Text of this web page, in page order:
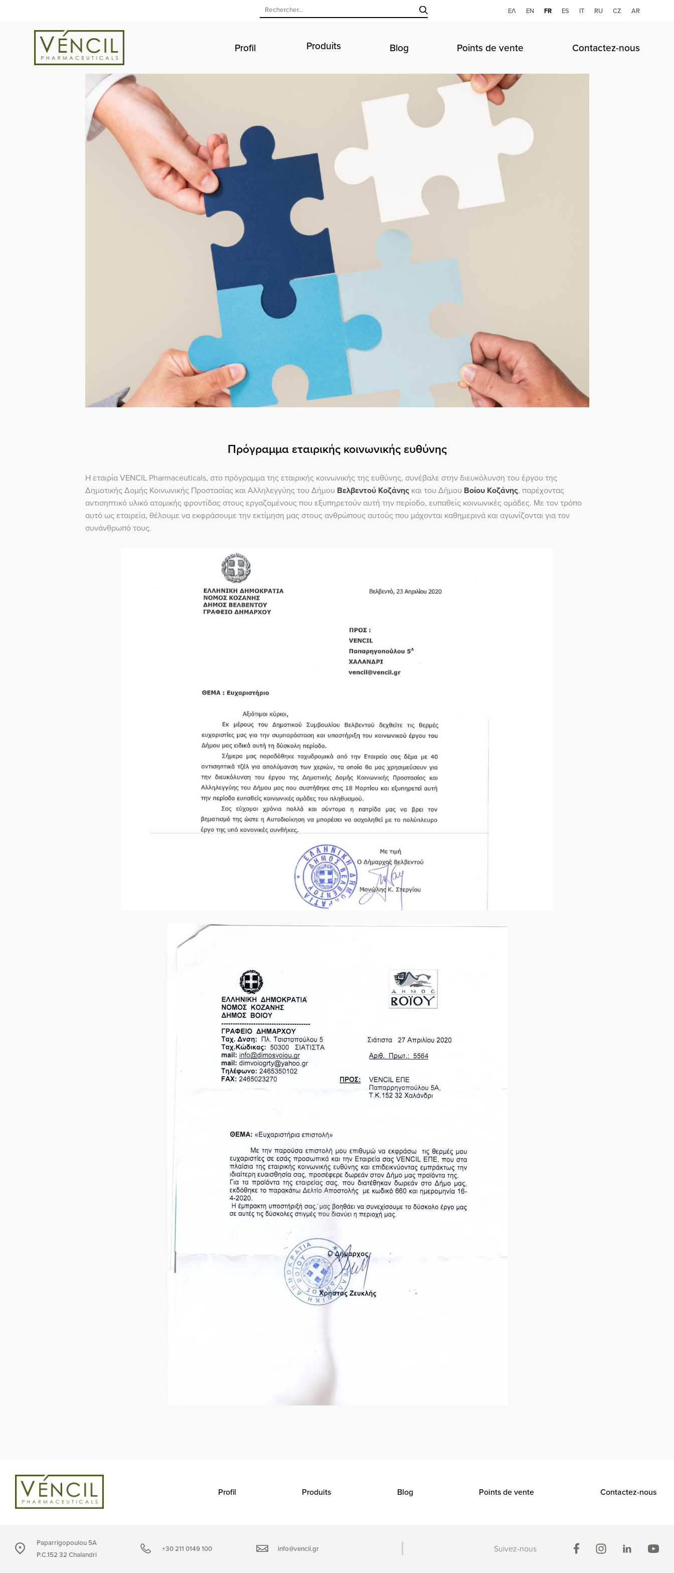
ΕΛ ΕΝ ES IT RU CZ AR
FR
Profil Produits Blog Points de vente Contactez-nous
Πρόγραμμα εταιρικής κοινωνικής ευθύνης
Η εταιρία VENCIL Pharmaceuticals, στο πρόγραμμα της εταιρικής κοινωνικής της ευθύνης, συνέβαλε στην διευκόλυνση του έργου της
Δημοτικής Δομής Κοινωνικής Προστασίας και Αλληλεγγύης του Δήμου Βελβεντού Κοζάνης και του Δήμου Βοίου Κοζάνης, παρέχοντας
αντισηπτικό υλικό ατομικής φροντίδας στους εργαζομένους που εξυπηρετούν αυτή την περίοδο, ευπαθείς κοινωνικές ομάδες. Με τον τρόπο
αυτό ως εταιρεία, θέλουμε να εκφράσουμε την εκτίμηση μας στους ανθρώπους αυτούς που μάχονται καθημερινά και αγωνίζονται για τον
συνάνθρωπό τους.
Profil Produits Blog Points de vente Contactez-nous
Paparrigopoulou 5A
P.C.152 32 Chalandri
+30 211 0149 100 info@vencil.gr Suivez-nous